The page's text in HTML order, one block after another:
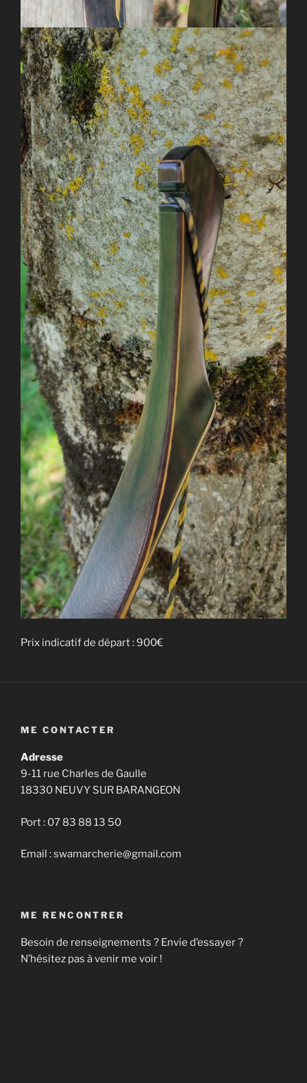
Prix indicatif de départ : 900€
ME CONTACTER
Adresse
9-11 rue Charles de Gaulle
18330 NEUVY SUR BARANGEON
Port : 07 83 88 13 50
Email : swamarcherie@gmail.com
ME RENCONTRER
Besoin de renseignements ? Envie d’essayer ?
N’hésitez pas à venir me voir !